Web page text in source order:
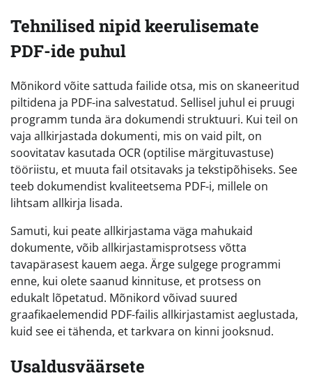
Tehnilised nipid keerulisemate
PDF-ide puhul
Mõnikord võite sattuda failide otsa, mis on skaneeritud
piltidena ja PDF-ina salvestatud. Sellisel juhul ei pruugi
programm tunda ära dokumendi struktuuri. Kui teil on
vaja allkirjastada dokumenti, mis on vaid pilt, on
soovitatav kasutada OCR (optilise märgituvastuse)
tööriistu, et muuta fail otsitavaks ja tekstipõhiseks. See
teeb dokumendist kvaliteetsema PDF-i, millele on
lihtsam allkirja lisada.
Samuti, kui peate allkirjastama väga mahukaid
dokumente, võib allkirjastamisprotsess võtta
tavapärasest kauem aega. Ärge sulgege programmi
enne, kui olete saanud kinnituse, et protsess on
edukalt lõpetatud. Mõnikord võivad suured
graafikaelemendid PDF-failis allkirjastamist aeglustada,
kuid see ei tähenda, et tarkvara on kinni jooksnud.
Usaldusväärsete